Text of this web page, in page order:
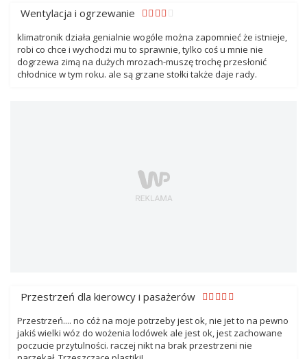
Wentylacja i ogrzewanie
klimatronik działa genialnie wogóle można zapomnieć że istnieje,
robi co chce i wychodzi mu to sprawnie, tylko coś u mnie nie
dogrzewa zimą na dużych mrozach-muszę trochę przesłonić
chłodnice w tym roku. ale są grzane stołki także daje rady.
Przestrzeń dla kierowcy i pasażerów
Przestrzeń.... no cóż na moje potrzeby jest ok, nie jet to na pewno
jakiś wielki wóz do wożenia lodówek ale jest ok, jest zachowane
poczucie przytulności. raczej nikt na brak przestrzeni nie